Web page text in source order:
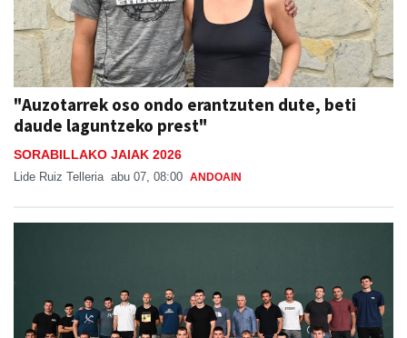
"Auzotarrek oso ondo erantzuten dute, beti
daude laguntzeko prest"
SORABILLAKO JAIAK 2026
Lide Ruiz Telleria abu 07, 08:00